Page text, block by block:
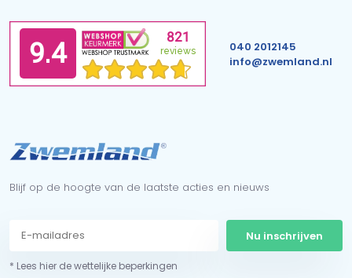
040 2012145
info@zwemland.nl
Blijf op de hoogte van de laatste acties en nieuws
Nu inschrijven
* Lees hier de wettelijke beperkingen